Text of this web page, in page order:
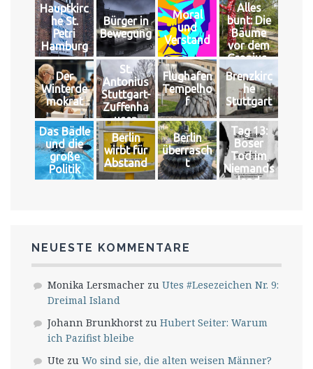
Hauptkirc
he St.
Petri
Hamburg
Bürger in
Bewegung
Moral
und
Verstand
Alles
bunt: Die
Bäume
vor dem
Gropius-
Bau
Der
Winterde
mokrat
St.
Antonius
Stuttgart-
Zuffenha
usen
Flughafen
Tempelho
f
Brenzkirc
he
Stuttgart
Das Bädle
und die
große
Politik
Berlin
wirbt für
Abstand
Berlin
überrasch
t
Tag 13:
Böser
Tod im
Niemands
land
NEUESTE KOMMENTARE
Monika Lersmacher zu Utes #Lesezeichen Nr. 9:
Dreimal Island
Johann Brunkhorst zu Hubert Seiter: Warum
ich Pazifist bleibe
Ute zu Wo sind sie, die alten weisen Männer?